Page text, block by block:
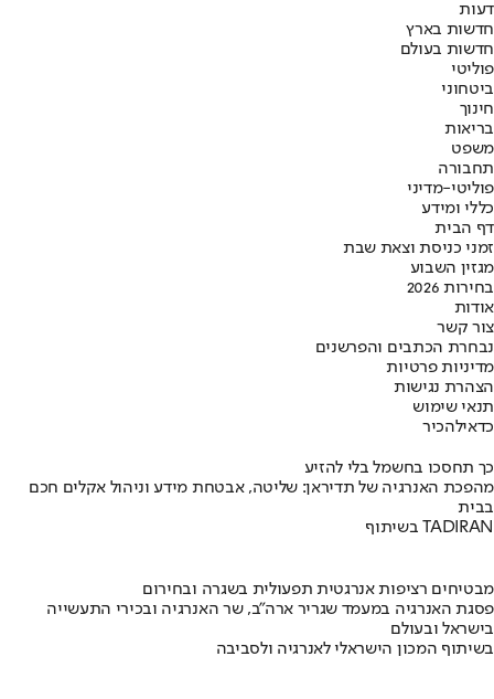
דעות
חדשות בארץ
חדשות בעולם
פוליטי
ביטחוני
חינוך
בריאות
משפט
תחבורה
פוליטי-מדיני
כללי ומידע
דף הבית
זמני כניסת וצאת שבת
מגזין השבוע
בחירות 2026
אודות
צור קשר
נבחרת הכתבים והפרשנים
מדיניות פרטיות
הצהרת נגישות
תנאי שימוש
כדאילהכיר
כך תחסכו בחשמל בלי להזיע
מהפכת האנרגיה של תדיראן: שליטה, אבטחת מידע וניהול אקלים חכם
בבית
בשיתוף TADIRAN
מבטיחים רציפות אנרגטית תפעולית בשגרה ובחירום
פסגת האנרגיה במעמד שגריר ארה"ב, שר האנרגיה ובכירי התעשייה
בישראל ובעולם
בשיתוף המכון הישראלי לאנרגיה ולסביבה